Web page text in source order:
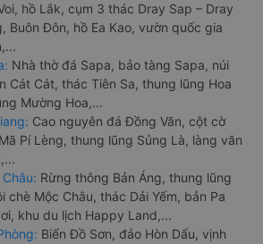
hồ Lắk, cụm 3 thác Dray Sap – Dray
Buôn Đôn, hồ Ea Kao, vườn quốc gia
Nhà thờ đá Sapa, bảo tàng Sapa, núi
Cát Cát, thác Tiên Sa, thung lũng Hoa
Mường Hoa,...
Cao nguyên đá Đồng Văn, cột cờ
Pí Lèng, thung lũng Sủng Là, làng văn
Rừng thông Bản Áng, thung lũng
chè Mộc Châu, thác Dải Yếm, bản Pa
khu du lịch Happy Land,...
Biển Đồ Sơn, đảo Hòn Dấu, vịnh